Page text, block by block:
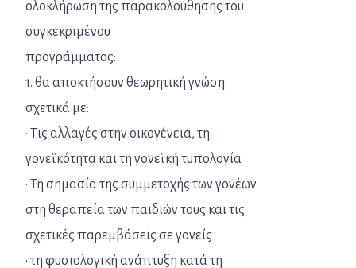
ολοκλήρωση της παρακολούθησης του
συγκεκριμένου
προγράμματος:
1. θα αποκτήσουν θεωρητική γνώση
σχετικά με:
· Τις αλλαγές στην οικογένεια, τη
γονεϊκότητα και τη γονεϊκή τυπολογία
· Τη σημασία της συμμετοχής των γονέων
στη θεραπεία των παιδιών τους και τις
σχετικές παρεμβάσεις σε γονείς
· τη φυσιολογική ανάπτυξη κατά τη